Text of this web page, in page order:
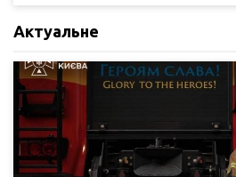
Актуальне